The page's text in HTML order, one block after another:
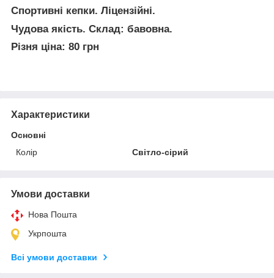
Спортивні кепки. Ліцензійні.
Чудова якість. Склад: бавовна.
Різня ціна: 80 грн
Характеристики
Основні
Колір
Світло-сірий
Умови доставки
Нова Пошта
Укрпошта
Всі умови доставки